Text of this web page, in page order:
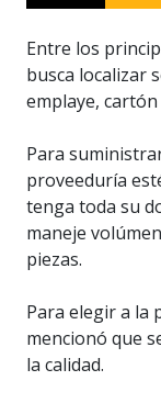
Entre los
busca localizar
emplaye,
Para
proveeduría
tenga toda su
maneje
piezas.
Para elegir a la
mencionó que
la calidad.